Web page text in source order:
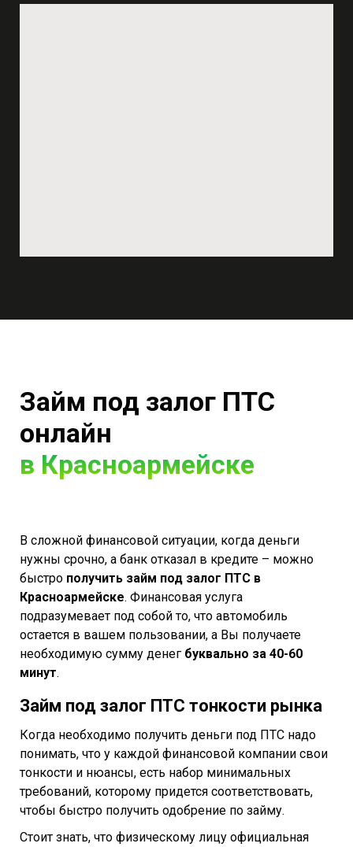
Займ под залог ПТС
онлайн
в Красноармейске
В сложной финансовой ситуации, когда деньги
нужны срочно, а банк отказал в кредите – можно
быстро получить займ под залог ПТС в
Красноармейске. Финансовая услуга
подразумевает под собой то, что автомобиль
остается в вашем пользовании, а Вы получаете
необходимую сумму денег буквально за 40-60
минут.
Займ под залог ПТС тонкости рынка
Когда необходимо получить деньги под ПТС надо
понимать, что у каждой финансовой компании свои
тонкости и нюансы, есть набор минимальных
требований, которому придется соответствовать,
чтобы быстро получить одобрение по займу.
Стоит знать, что физическому лицу официальная